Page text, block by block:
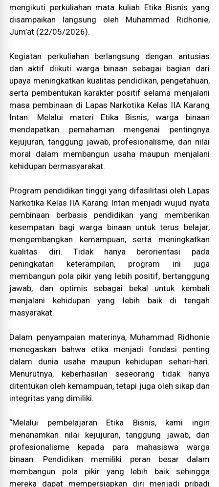
mengikuti perkuliahan mata kuliah Etika Bisnis yang
disampaikan langsung oleh Muhammad Ridhonie,
Jum’at (22/05/2026).
Kegiatan perkuliahan berlangsung dengan antusias
dan aktif diikuti warga binaan sebagai bagian dari
upaya meningkatkan kualitas pendidikan, pengetahuan,
serta pembentukan karakter positif selama menjalani
masa pembinaan di Lapas Narkotika Kelas IIA Karang
Intan. Melalui materi Etika Bisnis, warga binaan
mendapatkan pemahaman mengenai pentingnya
kejujuran, tanggung jawab, profesionalisme, dan nilai
moral dalam membangun usaha maupun menjalani
kehidupan bermasyarakat.
Program pendidikan tinggi yang difasilitasi oleh Lapas
Narkotika Kelas IIA Karang Intan menjadi wujud nyata
pembinaan berbasis pendidikan yang memberikan
kesempatan bagi warga binaan untuk terus belajar,
mengembangkan kemampuan, serta meningkatkan
kualitas diri. Tidak hanya berorientasi pada
peningkatan keterampilan, program ini juga
membangun pola pikir yang lebih positif, bertanggung
jawab, dan optimis sebagai bekal untuk kembali
menjalani kehidupan yang lebih baik di tengah
masyarakat.
Dalam penyampaian materinya, Muhammad Ridhonie
menegaskan bahwa etika menjadi fondasi penting
dalam dunia usaha maupun kehidupan sehari-hari.
Menurutnya, keberhasilan seseorang tidak hanya
ditentukan oleh kemampuan, tetapi juga oleh sikap dan
integritas yang dimiliki.
“Melalui pembelajaran Etika Bisnis, kami ingin
menanamkan nilai kejujuran, tanggung jawab, dan
profesionalisme kepada para mahasiswa warga
binaan. Pendidikan memiliki peran besar dalam
membangun pola pikir yang lebih baik sehingga
mereka dapat mempersiapkan diri menjadi pribadi